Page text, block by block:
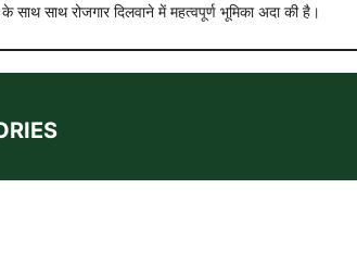
साथ रोजगार दिलवाने में महत्वपूर्ण भूमिका अदा की है।